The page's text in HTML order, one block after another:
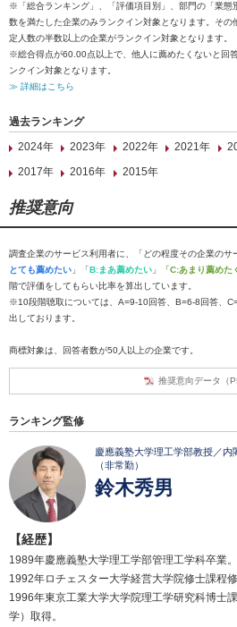
※「総合ランキング」、「評価項目別」、部門の「業態
数を満たした企業のみランクイン対象となります。その
定人数の半数以上の企業がランクイン対象となります。
※総合得点が60.00点以上で、他人に薦めたくないと回
ンクイン対象となります。
≫ 詳細はこちら
過去ランキング
2024年
2023年 2022年 2021年
2017年
2016年 2015年
推奨意向
調査企業のサービス利用者に、「どの程度その企業のサ
とても薦めたい 」「B:まあ薦めたい 」「C:あまり薦めた
階で評価をしてもらい比率を算出しています。
※10段階聴取については、A=9-10回答、B=6-8回答、
出しております。
商標対象は、回答者数が50人以上の企業です。
推奨意向データ（
ランキング監修
慶應義塾大学理工学部教授／
（非常勤）
鈴木秀男
【経歴】
1989年慶應義塾大学理工学部管理工学科卒業。
1992年ロチェスター大学経営大学院修士課程修
1996年東京工業大学大学院理工学研究科博士
学）取得。